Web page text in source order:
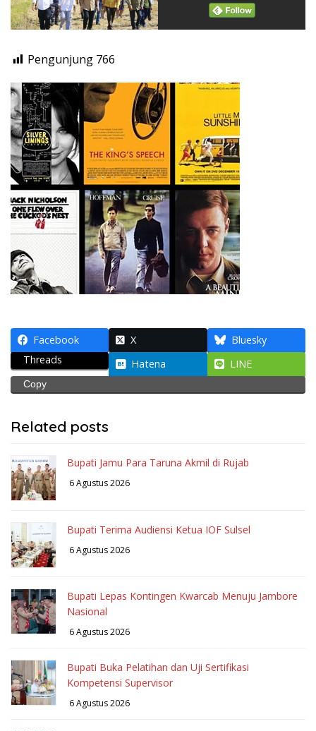
Pengunjung 766
Facebook X
Bluesky
Threads
Hatena LINE
Copy
Related posts
Bupati Jamu Para Taruna Akmil di Rujab
6 Agustus 2026
Bupati Terima Audiensi Ketua IOF Sulsel
6 Agustus 2026
Bupati Lepas Kontingen Kwarcab Menuju Jambore
Nasional
6 Agustus 2026
Bupati Buka Pelatihan dan Uji Sertifikasi
Kompetensi Supervisor
6 Agustus 2026